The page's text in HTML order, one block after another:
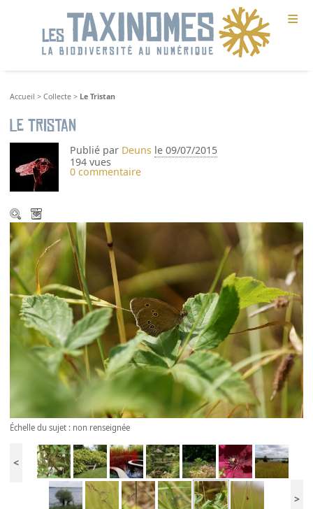
≡
Accueil >Collecte > Le Tristan
Le Tristan
Publié par Deuns le 09/07/2015
194 vues
0 commentaire
Échelle du sujet : non renseignée
<
>